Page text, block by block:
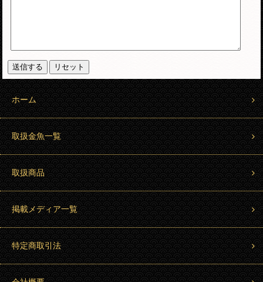
ホーム
取扱金魚一覧
取扱商品
掲載メディア一覧
特定商取引法